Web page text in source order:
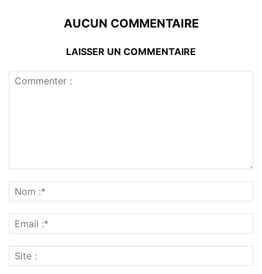
AUCUN COMMENTAIRE
LAISSER UN COMMENTAIRE